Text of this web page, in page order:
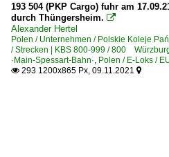
193 504 (PKP Cargo) fuhr am
durch Thüngersheim. 
Alexander Hertel
Polen / Unternehmen / Polskie Koleje
/ Strecken | KBS 800-999 / 800
·Main-Spessart-Bahn· Polen / E-Loks /
 293 1200x865 Px, 09.11.2021 